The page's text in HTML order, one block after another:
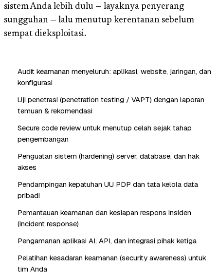
sistem Anda lebih dulu — layaknya penyerang
sungguhan — lalu menutup kerentanan sebelum
sempat dieksploitasi.
Audit keamanan menyeluruh: aplikasi, website, jaringan, dan
konfigurasi
Uji penetrasi (penetration testing / VAPT) dengan laporan
temuan & rekomendasi
Secure code review untuk menutup celah sejak tahap
pengembangan
Penguatan sistem (hardening) server, database, dan hak
akses
Pendampingan kepatuhan UU PDP dan tata kelola data
pribadi
Pemantauan keamanan dan kesiapan respons insiden
(incident response)
Pengamanan aplikasi AI, API, dan integrasi pihak ketiga
Pelatihan kesadaran keamanan (security awareness) untuk
tim Anda